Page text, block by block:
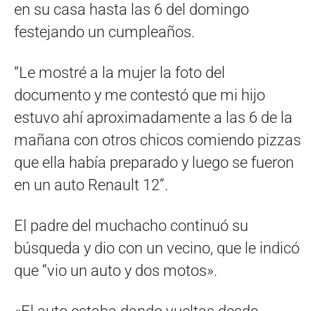
en su casa hasta las 6 del domingo
festejando un cumpleaños.
“Le mostré a la mujer la foto del
documento y me contestó que mi hijo
estuvo ahí aproximadamente a las 6 de la
mañana con otros chicos comiendo pizzas
que ella había preparado y luego se fueron
en un auto Renault 12”.
El padre del muchacho continuó su
búsqueda y dio con un vecino, que le indicó
que “vio un auto y dos motos».